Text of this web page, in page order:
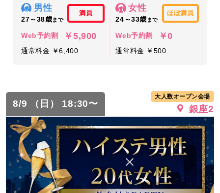
男性
27～38歳まで
満員
Web予約割 ￥5,900
通常料金 ￥6,400
女性
24～33歳 まで
ほぼ満員
Web予約割 ￥0
通常料金 ￥500
8/9 （日） 18:30〜
大人数オープン会場
銀座2